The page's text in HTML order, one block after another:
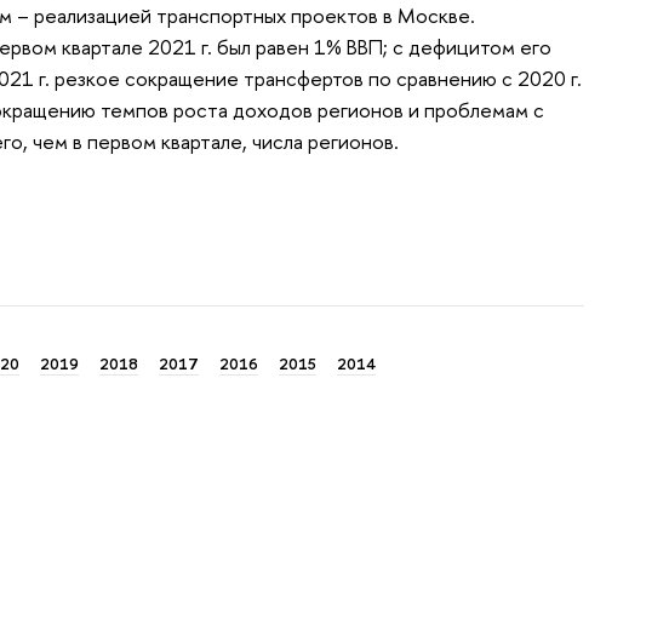
реализацией транспортных проектов в Москве.
квартале 2021 г. был равен 1% ВВП; с дефицитом его
г. резкое сокращение трансфертов по сравнению с 2020 г.
темпов роста доходов регионов и проблемам с
чем в первом квартале, числа регионов.
2019 2018 2017 2016 2015
2014